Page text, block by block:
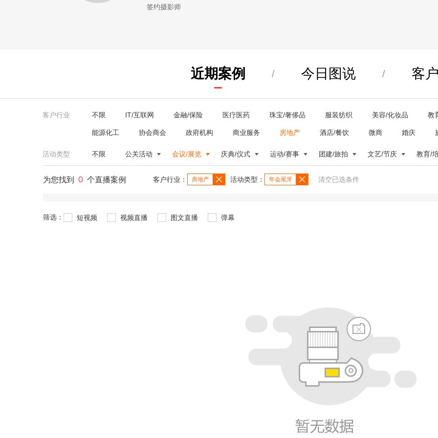
签约摄影师
近期案例 / 今日图说 / 客
客户行业 不限 IT/互联网 金融/保险 医疗医药 珠宝/奢侈品 服装纺织 美容/化妆品 教
能源化工 协会商会 政府机构 商业服务 房地产 酒店/餐饮 微商 婚庆
活动类型 不限 公关活动 会议/展览 庆典/仪式 运动/赛事 团建/旅拍 文艺/节庆 教育/
为您找到 0 个直播案例 客户行业： 房地产 活动类型： 年会尾牙 清空已选条件
筛选： 短视频 视频直播 图文直播 弹幕